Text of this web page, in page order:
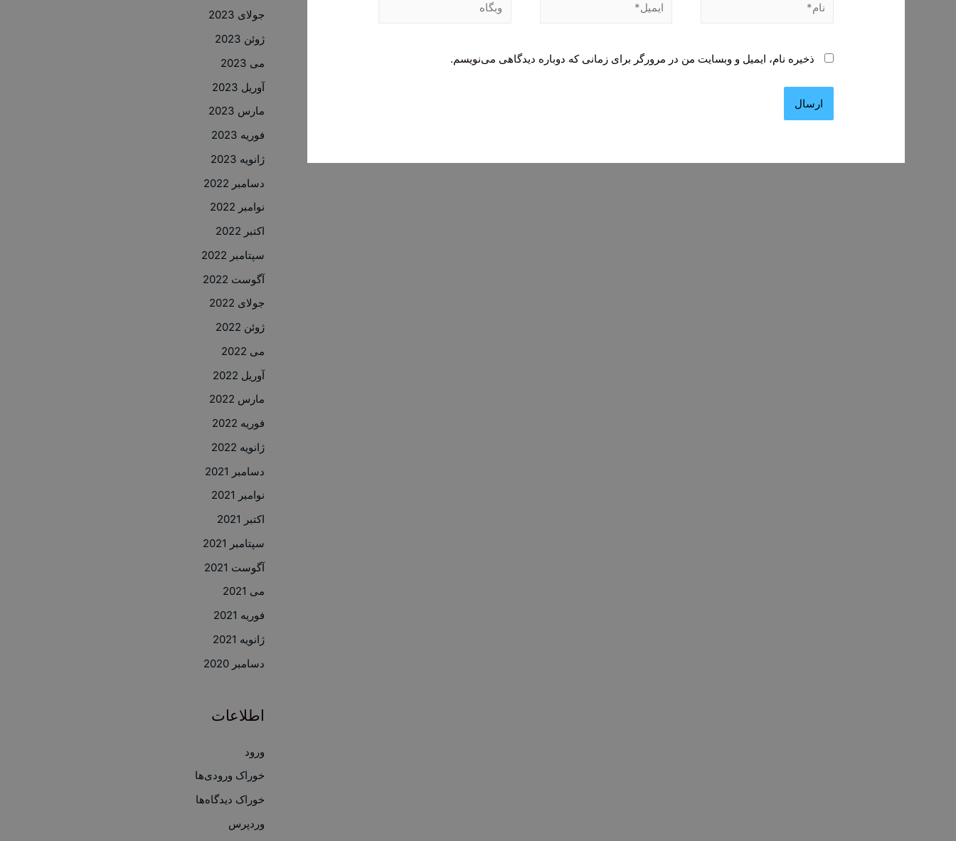
ذخیره نام، ایمیل و وبسایت من در مرورگر برای زمانی که دوباره دیدگاهی می‌نویسم.
جولای 2023
ژوئن 2023
می 2023
آوریل 2023
مارس 2023
فوریه 2023
ژانویه 2023
دسامبر 2022
نوامبر 2022
اکتبر 2022
سپتامبر 2022
آگوست 2022
جولای 2022
ژوئن 2022
می 2022
آوریل 2022
مارس 2022
فوریه 2022
ژانویه 2022
دسامبر 2021
نوامبر 2021
اکتبر 2021
سپتامبر 2021
آگوست 2021
می 2021
فوریه 2021
ژانویه 2021
دسامبر 2020
اطلاعات
ورود
خوراک ورودی‌ها
خوراک دیدگاه‌ها
وردپرس